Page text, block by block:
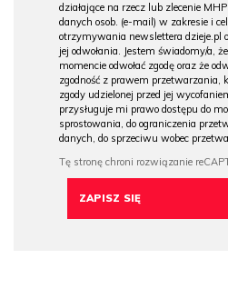
działające na rzecz lub zlecenie
danych osob. (e-mail) w zakresie i
otrzymywania newslettera dzieje.pl
jej odwołania. Jestem świadomy/a,
momencie odwołać zgodę oraz że
zgodność z prawem przetwarzania,
zgody udzielonej przed jej
przysługuje mi prawo dostępu do
sprostowania, do ograniczenia
danych, do sprzeciwu wobec